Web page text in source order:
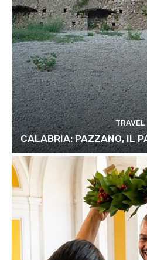
TRAVEL
CALABRIA: PAZZANO, IL